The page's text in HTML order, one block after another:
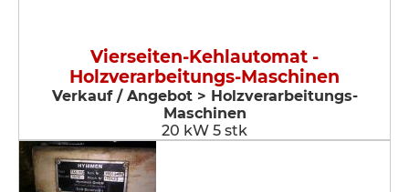
Vierseiten-Kehlautomat -
Holzverarbeitungs-Maschinen
Verkauf / Angebot > Holzverarbeitungs-
Maschinen
20 kW 5 stk